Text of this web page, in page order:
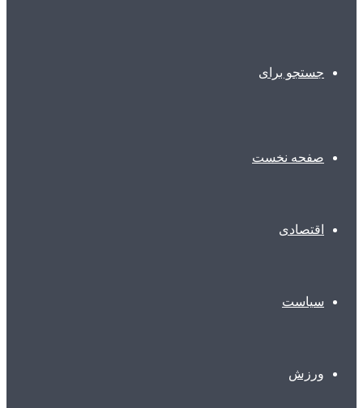
جستجو برای
صفحه نخست
اقتصادی
سیاست
ورزش